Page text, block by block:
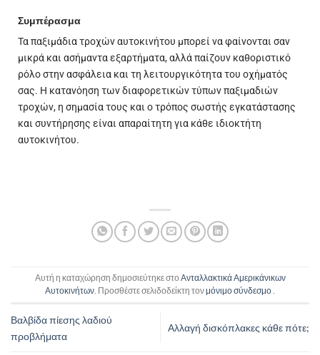
Συμπέρασμα
Τα παξιμάδια τροχών αυτοκινήτου μπορεί να φαίνονται σαν
μικρά και ασήμαντα εξαρτήματα, αλλά παίζουν καθοριστικό
ρόλο στην ασφάλεια και τη λειτουργικότητα του οχήματός
σας. Η κατανόηση των διαφορετικών τύπων παξιμαδιών
τροχών, η σημασία τους και ο τρόπος σωστής εγκατάστασης
και συντήρησης είναι απαραίτητη για κάθε ιδιοκτήτη
αυτοκινήτου.
Αυτή η καταχώρηση δημοσιεύτηκε στο Ανταλλακτικά Αμερικάνικων
Αυτοκινήτων . Προσθέστε σελιδοδείκτη τονμόνιμο σύνδεσμο
Βαλβίδα πίεσης λαδιού
προβλήματα
Αλλαγή δισκόπλακες κάθε πότε;